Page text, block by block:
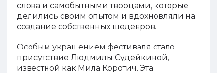
слова и самобытными творцами, которые
делились своим опытом и вдохновляли на
создание собственных шедевров.
Особым украшением фестиваля стало
присутствие Людмилы Судейкиной,
известной как Мила Коротич. Эта